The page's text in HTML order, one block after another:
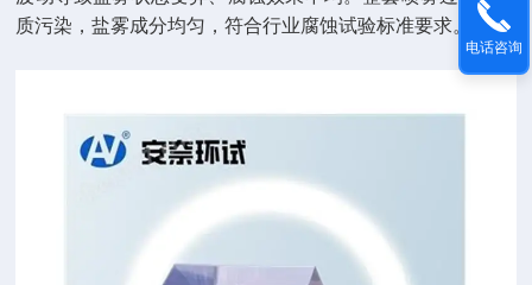
质污染，盐雾成分均匀，符合行业腐蚀试验标准要求。
电话咨询